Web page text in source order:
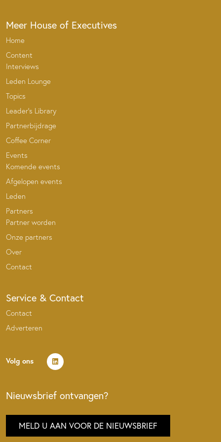
Meer House of Executives
Home
Content
Interviews
Leden Lounge
Topics
Leader’s Library
Partnerbijdrage
Coffee Corner
Events
Komende events
Afgelopen events
Leden
Partners
Partner worden
Onze partners
Over
Contact
Service & Contact
Contact
Adverteren
Volg ons
Nieuwsbrief ontvangen?
MELD U AAN VOOR DE NIEUWSBRIEF